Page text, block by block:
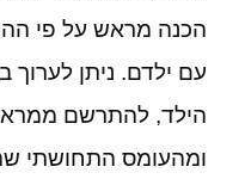
הכנה מראש על פי
עם ילדם. ניתן לערוך
הילד, להתרשם
ומהעומס התחושתי